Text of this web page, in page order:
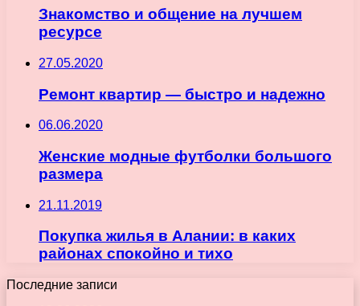
Знакомство и общение на лучшем
ресурсе
27.05.2020
Ремонт квартир — быстро и надежно
06.06.2020
Женские модные футболки большого
размера
21.11.2019
Покупка жилья в Алании: в каких
районах спокойно и тихо
Последние записи